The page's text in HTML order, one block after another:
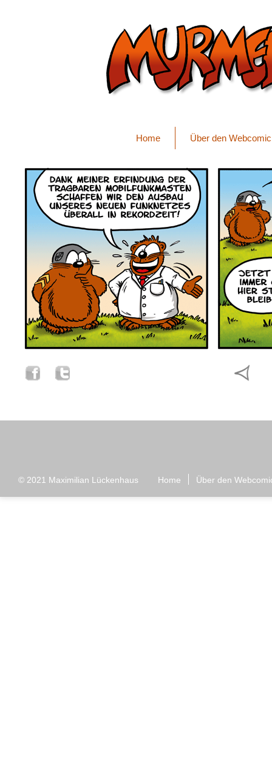
Home Über den Webcomic
© 2021 Maximilian Lückenhaus Home Über den